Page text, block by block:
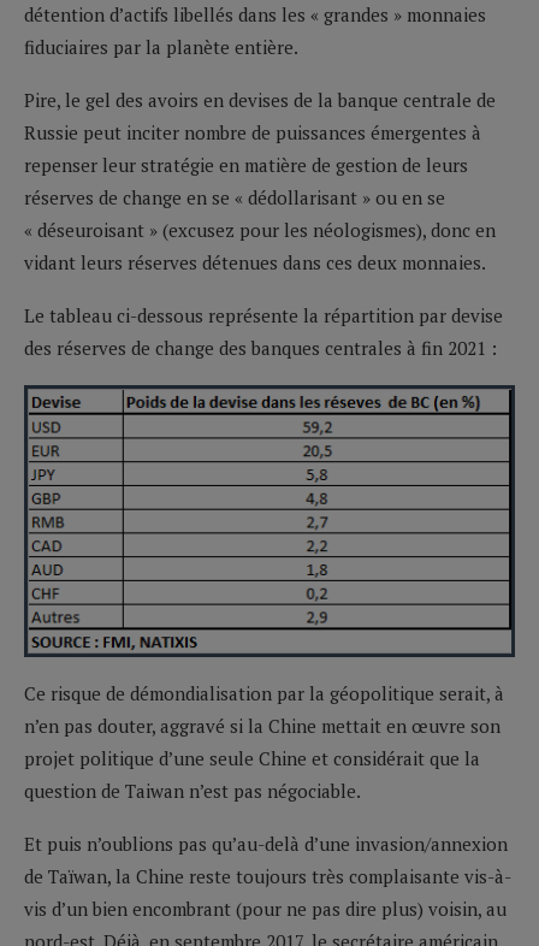
détention d’actifs libellés dans les « grandes » monnaies
fiduciaires par la planète entière.
Pire, le gel des avoirs en devises de la banque centrale de
Russie peut inciter nombre de puissances émergentes à
repenser leur stratégie en matière de gestion de leurs
réserves de change en se « dédollarisant » ou en se
« déseuroisant » (excusez pour les néologismes), donc en
vidant leurs réserves détenues dans ces deux monnaies.
Le tableau ci-dessous représente la répartition par devise
des réserves de change des banques centrales à fin 2021 :
Ce risque de démondialisation par la géopolitique serait, à
n’en pas douter, aggravé si la Chine mettait en œuvre son
projet politique d’une seule Chine et considérait que la
question de Taiwan n’est pas négociable.
Et puis n’oublions pas qu’au-delà d’une invasion/annexion
de Taïwan, la Chine reste toujours très complaisante vis-à-
vis d’un bien encombrant (pour ne pas dire plus) voisin, au
nord-est. Déjà, en septembre 2017, le secrétaire américain